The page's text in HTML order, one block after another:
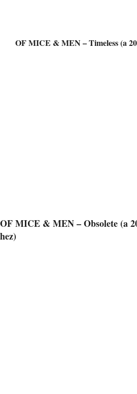
OF MICE & MEN – Timeless (a
OF MICE & MEN – Obsolete (a
hez)